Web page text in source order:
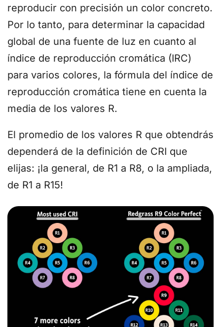
reproducir con precisión un color concreto.
Por lo tanto, para determinar la capacidad
global de una fuente de luz en cuanto al
índice de reproducción cromática (IRC)
para varios colores, la fórmula del índice de
reproducción cromática tiene en cuenta la
media de los valores R.
El promedio de los valores R que obtendrás
dependerá de la definición de CRI que
elijas: ¡la general, de R1 a R8, o la ampliada,
de R1 a R15!